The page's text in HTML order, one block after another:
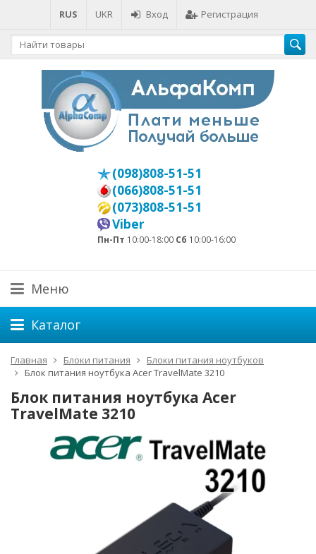
RUS UKR Вход Регистрация
(098)808-51-51
(066)808-51-51
(073)808-51-51
Viber
Пн-Пт 10:00-18:00 Сб 10:00-16:00
Меню
Каталог
Главная Блоки питания
Блоки питания ноутбуков
Блок питания ноутбука Acer TravelMate 3210
Блок питания ноутбука Acer
TravelMate 3210